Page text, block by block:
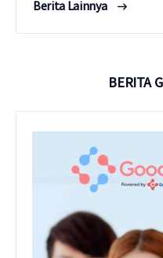
Berita Lainnya
BERITA